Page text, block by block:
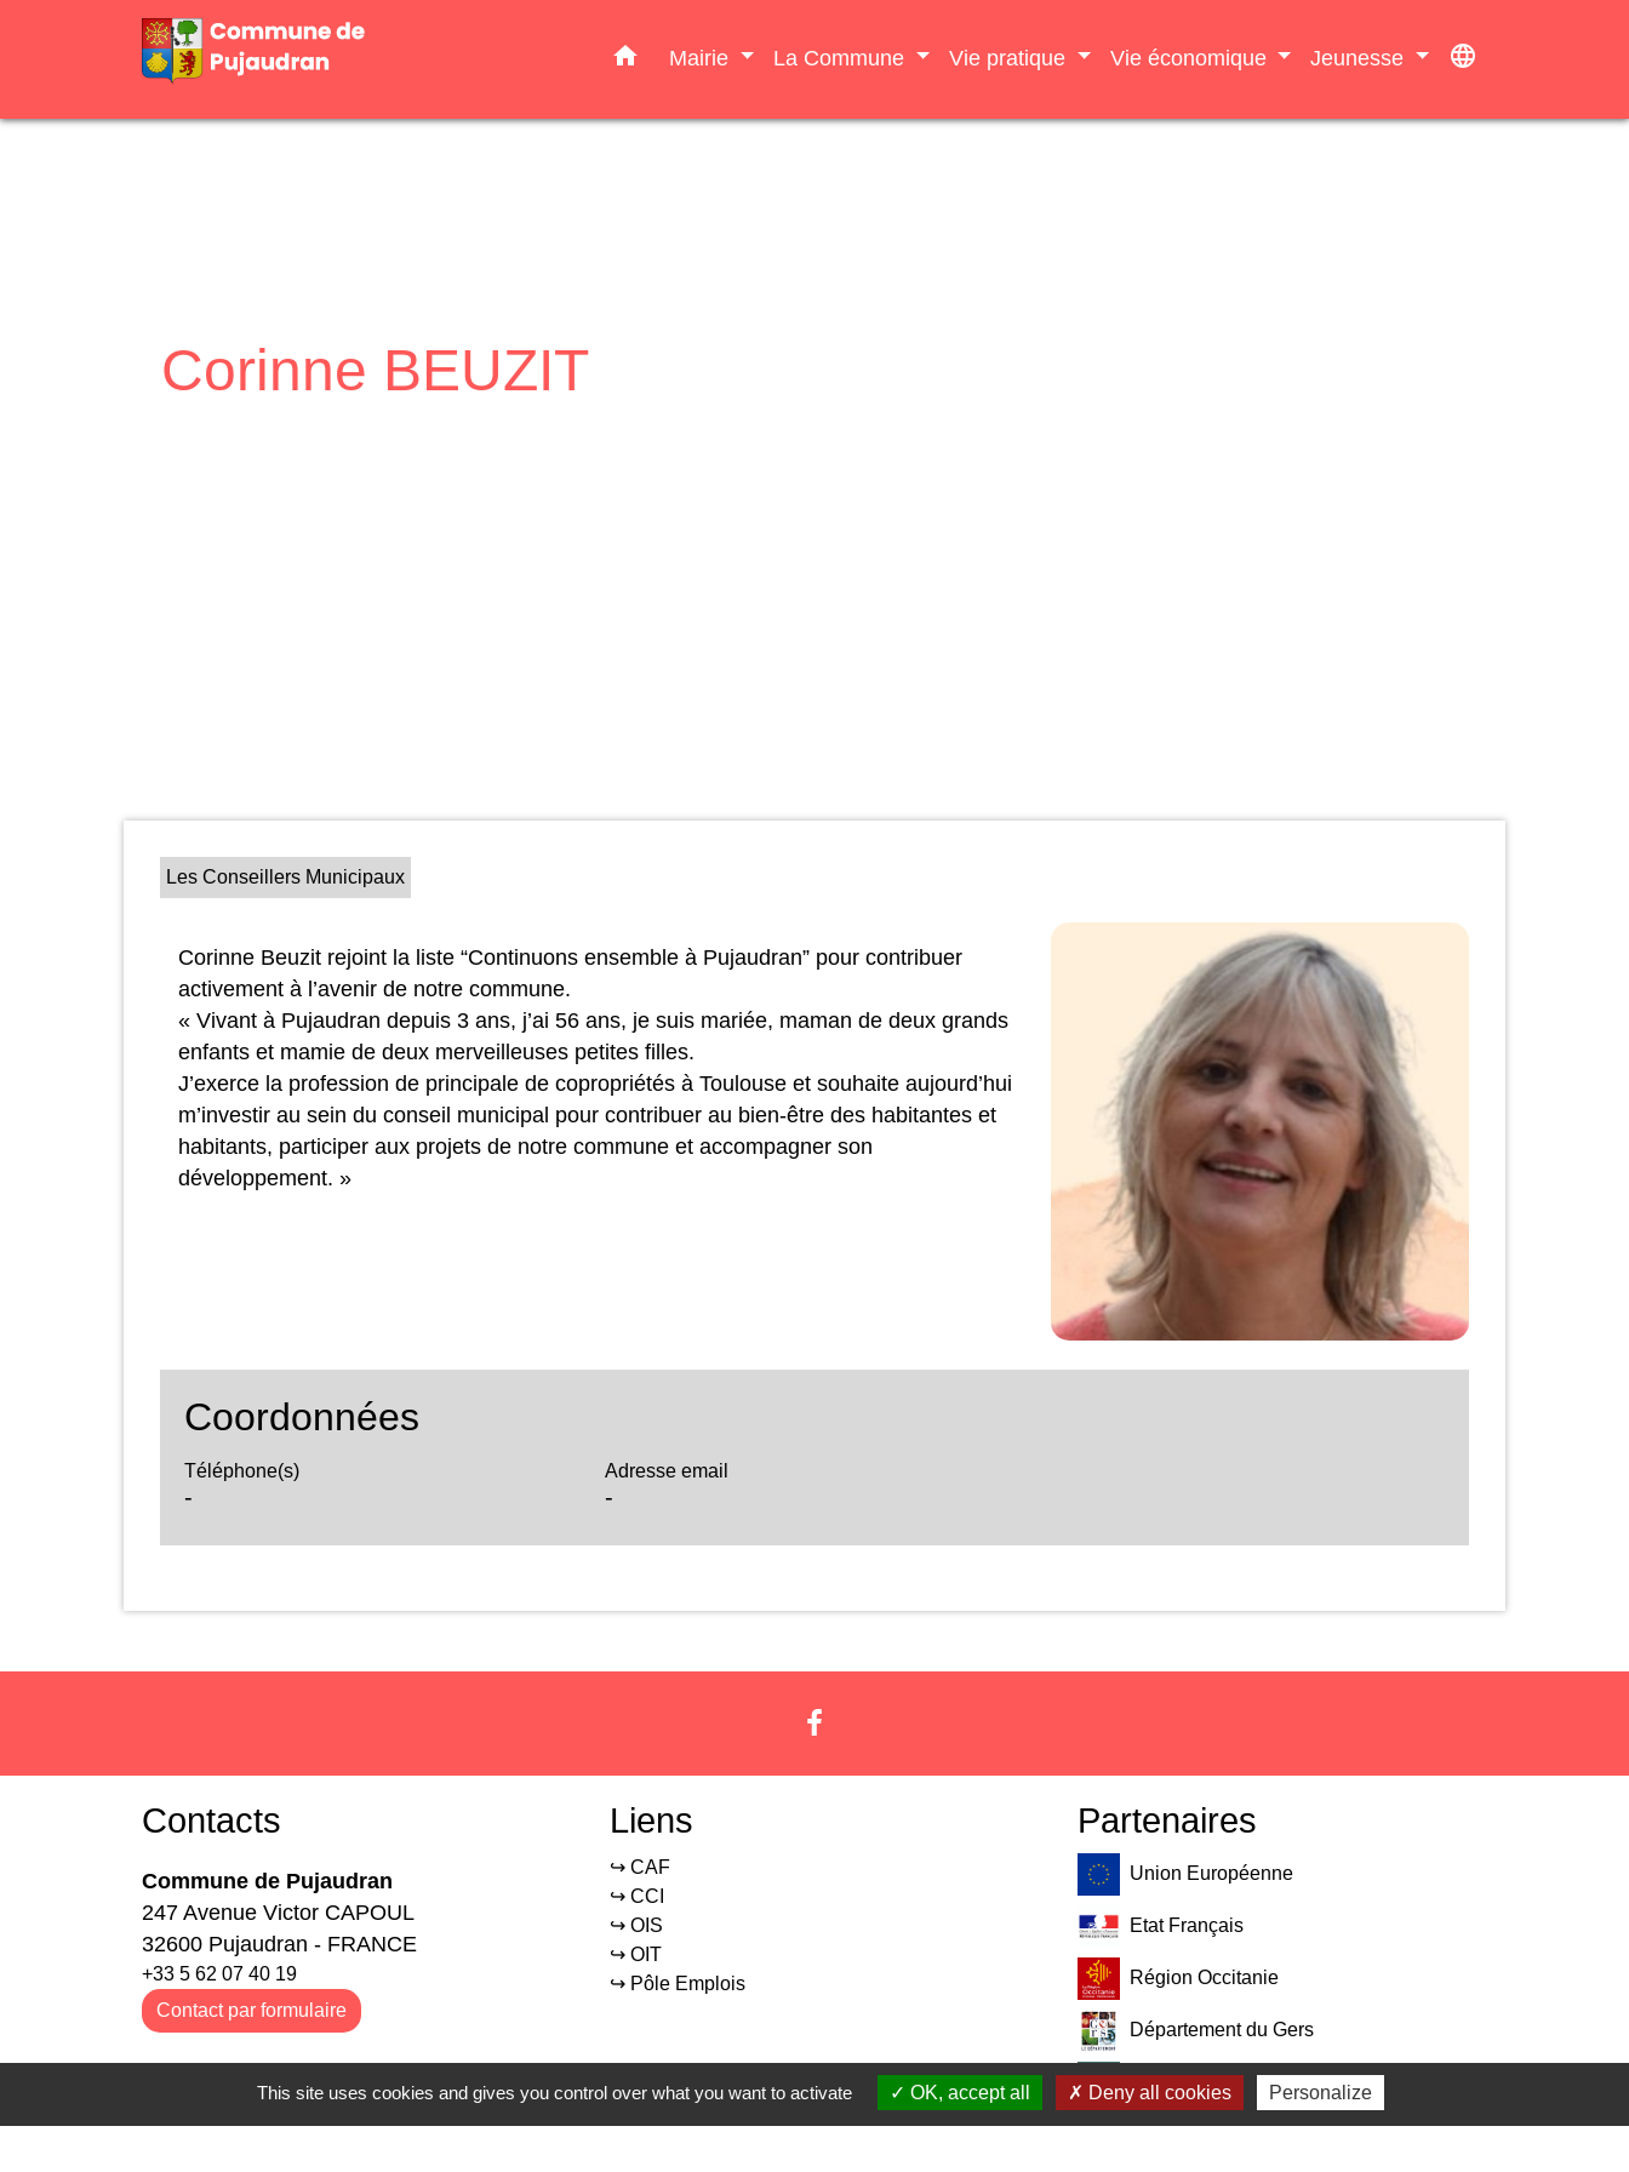
home Mairie La Commune Vie pratique Vie économique Jeunesse language
Corinne BEUZIT
Les Conseillers Municipaux
Corinne Beuzit rejoint la liste “Continuons ensemble à Pujaudran” pour contribuer
activement à l’avenir de notre commune.
« Vivant à Pujaudran depuis 3 ans, j’ai 56 ans, je suis mariée, maman de deux grands
enfants et mamie de deux merveilleuses petites filles.
J’exerce la profession de principale de copropriétés à Toulouse et souhaite aujourd’hui
m’investir au sein du conseil municipal pour contribuer au bien-être des habitantes et
habitants, participer aux projets de notre commune et accompagner son
développement. »
Coordonnées
Téléphone(s)
-
Adresse email
-
Contacts
Commune de Pujaudran
247 Avenue Victor CAPOUL
32600 Pujaudran - FRANCE
+33 5 62 07 40 19
Contact par formulaire
Liens
↪️ CAF
↪️ CCI
↪️ OIS
↪️ OIT
↪️ Pôle Emplois
Partenaires
Union Européenne
Etat Français
Région Occitanie
Département du Gers
Pays Portes de Gascogne
This site uses cookies and gives you control over what you want to activate OK, accept all Deny all cookies Personalize